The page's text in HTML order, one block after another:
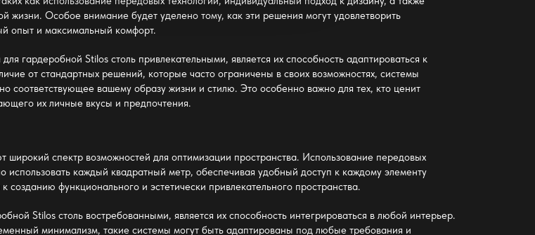
жизни. Особое внимание будет уделено тому, как эти решения могут удовлетворить
опыт и максимальный комфорт.
гардеробной Stilos столь привлекательными, является их способность адаптироваться к
от стандартных решений, которые часто ограничены в своих возможностях, системы
соответствующее вашему образу жизни и стилю. Это особенно важно для тех, кто ценит
их личные вкусы и предпочтения.
широкий спектр возможностей для оптимизации пространства. Использование передовых
использовать каждый квадратный метр, обеспечивая удобный доступ к каждому элементу
функционального и эстетически привлекательного пространства.
Stilos столь востребованными, является их способность интегрироваться в любой интерьер.
минимализм, такие системы могут быть адаптированы под любые требования и